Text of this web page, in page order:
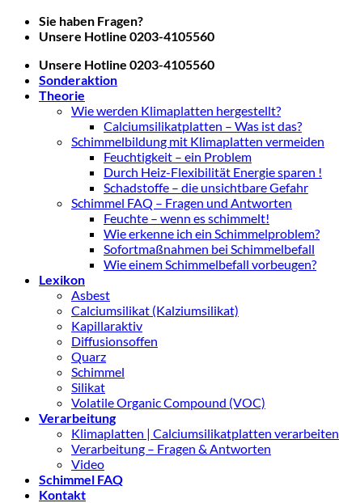
Zum
Inhalt
Sie haben Fragen?
Unsere Hotline 0203-4105560
Unsere Hotline 0203-4105560
Sonderaktion
Theorie
Wie werden Klimaplatten hergestellt?
Calciumsilikatplatten – Was ist das?
Schimmelbildung mit Klimaplatten vermeiden
Feuchtigkeit – ein Problem
Durch Heiz-Flexibilität Energie sparen !
Schadstoffe – die unsichtbare Gefahr
Schimmel FAQ – Fragen und Antworten
Feuchte – wenn es schimmelt!
Wie erkenne ich ein Schimmelproblem?
Sofortmaßnahmen bei Schimmelbefall
Wie einem Schimmelbefall vorbeugen?
Lexikon
Asbest
Calciumsilikat (Kalziumsilikat)
Kapillaraktiv
Diffusionsoffen
Quarz
Schimmel
Silikat
Volatile Organic Compound (VOC)
Verarbeitung
Klimaplatten | Calciumsilikatplatten verarbeiten
Verarbeitung – Fragen & Antworten
Video
Schimmel FAQ
Kontakt